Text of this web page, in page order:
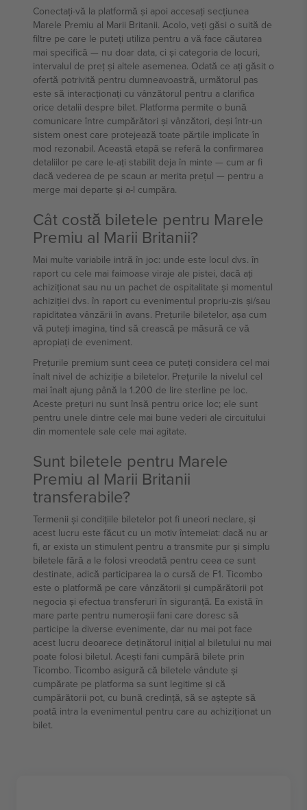
Conectați-vă la platformă și apoi accesați secțiunea
Marele Premiu al Marii Britanii. Acolo, veți găsi o suită de
filtre pe care le puteți utiliza pentru a vă face căutarea
mai specifică — nu doar data, ci și categoria de locuri,
intervalul de preț și altele asemenea. Odată ce ați găsit o
ofertă potrivită pentru dumneavoastră, următorul pas
este să interacționați cu vânzătorul pentru a clarifica
orice detalii despre bilet. Platforma permite o bună
comunicare între cumpărători și vânzători, deși într-un
sistem onest care protejează toate părțile implicate în
mod rezonabil. Această etapă se referă la confirmarea
detaliilor pe care le-ați stabilit deja în minte — cum ar fi
dacă vederea de pe scaun ar merita prețul — pentru a
merge mai departe și a-l cumpăra.
Cât costă biletele pentru Marele
Premiu al Marii Britanii?
Mai multe variabile intră în joc: unde este locul dvs. în
raport cu cele mai faimoase viraje ale pistei, dacă ați
achiziționat sau nu un pachet de ospitalitate și momentul
achiziției dvs. în raport cu evenimentul propriu-zis și/sau
rapiditatea vânzării în avans. Prețurile biletelor, așa cum
vă puteți imagina, tind să crească pe măsură ce vă
apropiați de eveniment.
Prețurile premium sunt ceea ce puteți considera cel mai
înalt nivel de achiziție a biletelor. Prețurile la nivelul cel
mai înalt ajung până la 1.200 de lire sterline pe loc.
Aceste prețuri nu sunt însă pentru orice loc; ele sunt
pentru unele dintre cele mai bune vederi ale circuitului
din momentele sale cele mai agitate.
Sunt biletele pentru Marele
Premiu al Marii Britanii
transferabile?
Termenii și condițiile biletelor pot fi uneori neclare, și
acest lucru este făcut cu un motiv întemeiat: dacă nu ar
fi, ar exista un stimulent pentru a transmite pur și simplu
biletele fără a le folosi vreodată pentru ceea ce sunt
destinate, adică participarea la o cursă de F1. Ticombo
este o platformă pe care vânzătorii și cumpărătorii pot
negocia și efectua transferuri în siguranță. Ea există în
mare parte pentru numeroșii fani care doresc să
participe la diverse evenimente, dar nu mai pot face
acest lucru deoarece deținătorul inițial al biletului nu mai
poate folosi biletul. Acești fani cumpără bilete prin
Ticombo. Ticombo asigură că biletele vândute și
cumpărate pe platforma sa sunt legitime și că
cumpărătorii pot, cu bună credință, să se aștepte să
poată intra la evenimentul pentru care au achiziționat un
bilet.